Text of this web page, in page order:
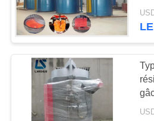
tour de
boucle